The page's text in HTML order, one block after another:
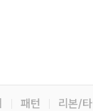
패턴 리본/타